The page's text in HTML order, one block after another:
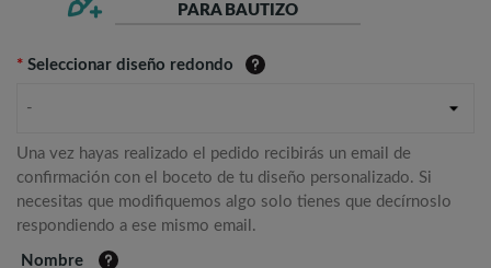
PARA BAUTIZO
* Seleccionar diseño redondo
-
Una vez hayas realizado el pedido recibirás un email de
confirmación con el boceto de tu diseño personalizado. Si
necesitas que modifiquemos algo solo tienes que decírnoslo
respondiendo a ese mismo email.
Nombre